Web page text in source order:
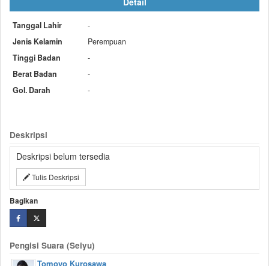
Tanggal Lahir
-
Jenis Kelamin
Perempuan
Tinggi Badan
-
Berat Badan
-
Gol. Darah
-
Deskripsi
Deskripsi belum tersedia
Tulis Deskripsi
Bagikan
Pengisi Suara (Seiyu)
Tomoyo Kurosawa